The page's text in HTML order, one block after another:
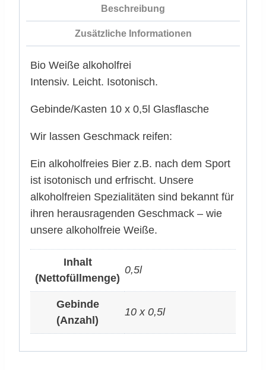
Beschreibung
Zusätzliche Informationen
Bio Weiße alkoholfrei
Intensiv. Leicht. Isotonisch.
Gebinde/Kasten 10 x 0,5l Glasflasche
Wir lassen Geschmack reifen:
Ein alkoholfreies Bier z.B. nach dem Sport
ist isotonisch und erfrischt. Unsere
alkoholfreien Spezialitäten sind bekannt für
ihren herausragenden Geschmack – wie
unsere alkoholfreie Weiße.
Inhalt
(Nettofüllmenge)
0,5l
Gebinde
(Anzahl)
10 x 0,5l